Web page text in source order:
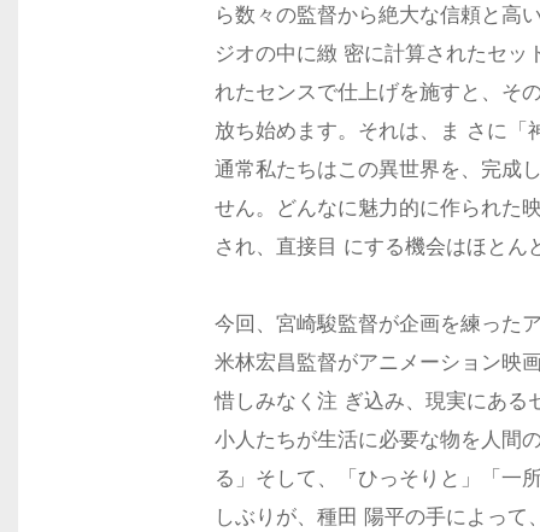
ら数々の監督から絶大な信頼と高
ジオの中に緻 密に計算されたセ
れたセンスで仕上げを施すと、そ
放ち始めます。それは、ま さに「
通常私たちはこの異世界を、完成
せん。どんなに魅力的に作られた
され、直接目 にする機会はほとん
今回、宮崎駿監督が企画を練った
米林宏昌監督がアニメーション映
惜しみなく注 ぎ込み、現実にある
小人たちが生活に必要な物を人間
る」そして、「ひっそりと」「一
しぶりが、種田 陽平の手によっ